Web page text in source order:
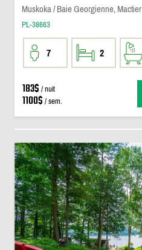
Muskoka / Baie Georgienne, Mactier
PL-38663
7 2
183$ / nuit
1100$ / sem.